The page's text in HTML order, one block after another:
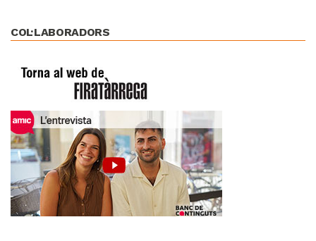
COL·LABORADORS